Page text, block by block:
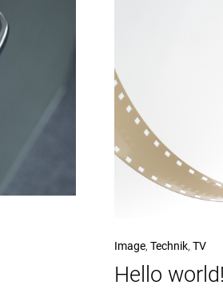
Image, Technik, TV
Hello world!